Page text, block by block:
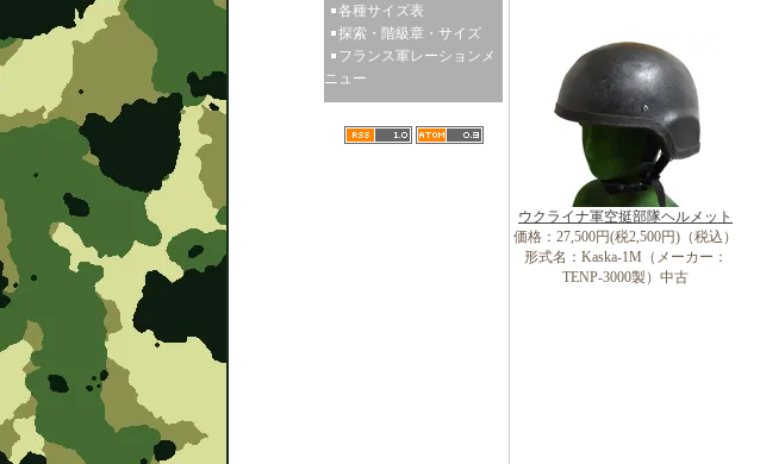
各種サイズ表
探索・階級章・サイズ
フランス軍レーションメ
ニュー
ウクライナ軍空挺部隊ヘルメット
価格：27,500円(税2,500円)（税込）
形式名：Kaska-1M（メーカー：
TENP-3000製）中古